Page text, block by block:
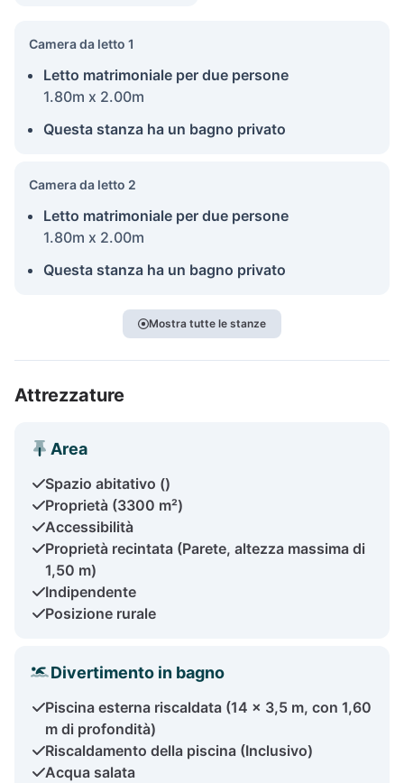
Camera da letto 1
Letto matrimoniale per due persone
1.80m x 2.00m
Questa stanza ha un bagno privato
Camera da letto 2
Letto matrimoniale per due persone
1.80m x 2.00m
Questa stanza ha un bagno privato
Mostra tutte le stanze
Attrezzature
Area
Spazio abitativo ()
Proprietà (3300 m²)
Accessibilità
Proprietà recintata (Parete, altezza massima di
1,50 m)
Indipendente
Posizione rurale
Divertimento in bagno
Piscina esterna riscaldata (14 x 3,5 m, con 1,60
m di profondità)
Riscaldamento della piscina (Inclusivo)
Acqua salata